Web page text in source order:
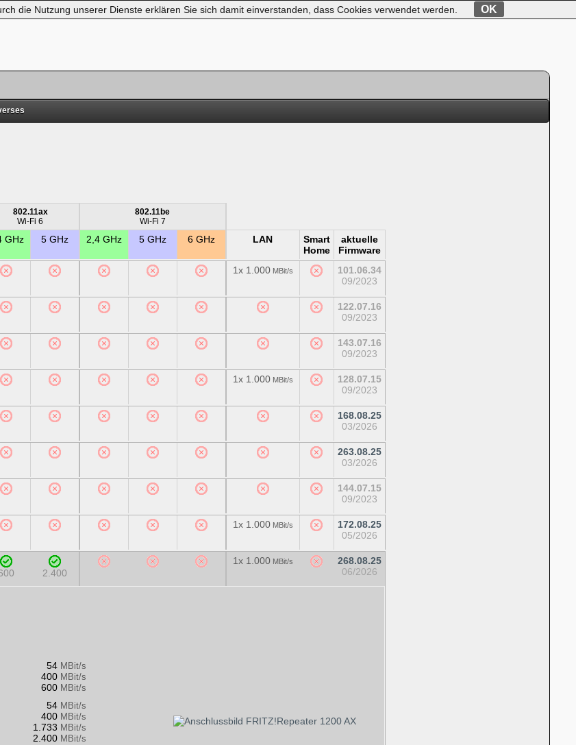
802.11ax
Wi-Fi 6
802.11be
Wi-Fi 7
GHz 5 GHz 2,4 GHz 5 GHz 6 GHz LAN
Smart
Home
aktuelle
Firmware
1x 1.000MBit/s
101.06.34
09/2023
122.07.16
09/2023
143.07.16
09/2023
1x 1.000MBit/s
128.07.15
09/2023
168.08.25
03/2026
263.08.25
03/2026
144.07.15
09/2023
1x 1.000MBit/s
172.08.25
05/2026
2.400
1x 1.000MBit/s
268.08.25
06/2026
54 MBit/s
400 MBit/s
600 MBit/s
54 MBit/s
400 MBit/s
1.733 MBit/s
2.400 MBit/s
die Nutzung unserer Dienste erklären Sie sich damit einverstanden, dass Cookies verwendet werden. OK